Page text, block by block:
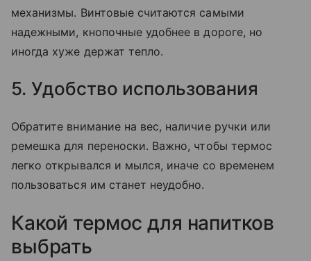
механизмы. Винтовые считаются самыми
надежными, кнопочные удобнее в дороге, но
иногда хуже держат тепло.
5. Удобство использования
Обратите внимание на вес, наличие ручки или
ремешка для переноски. Важно, чтобы термос
легко открывался и мылся, иначе со временем
пользоваться им станет неудобно.
Какой термос для напитков
выбрать